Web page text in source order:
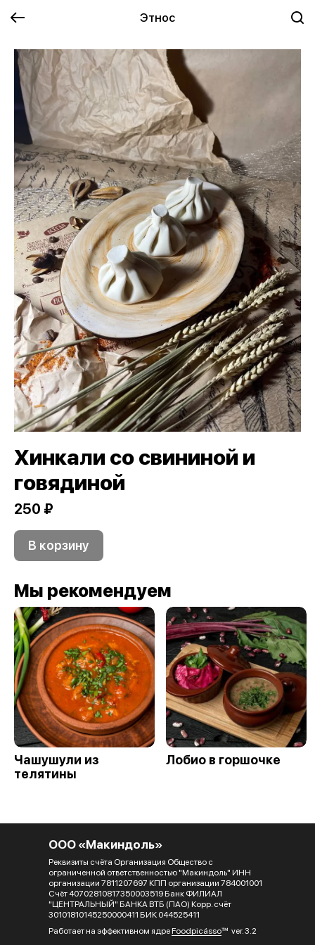
Этнос
Хинкали со свининой и
говядиной
250 ₽
В корзину
Мы рекомендуем
Чашушули из
телятины
Лобио в горшочке
ООО «Макиндоль»
Реквизиты счёта Организация Общество с
ограниченной ответственностью "Макиндоль" ИНН
организации 7811207697 КПП организации 784001001
Счёт 40702810817350003519 Банк ФИЛИАЛ
"ЦЕНТРАЛЬНЫЙ" БАНКА ВТБ (ПАО) Корр. счёт
30101810145250000411 БИК 044525411
Работает на эффективном ядреFoodpicássover. 3.2